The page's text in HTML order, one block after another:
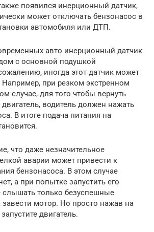
появился инерционный датчик,
может отключать бензонасос в
автомобиля или ДТП.
авто инерционный датчик
с основной подушкой
иногда этот датчик может
Например, при резком экстренном
случае, для того чтобы вернуть
водитель должен нажать
В итоге подача питания на
что даже незначительное
аварии может привести к
бензонасоса. В этом случае
а при попытке запустить его
слышать только безуспешные
завести мотор. Но просто нажав на
двигатель.